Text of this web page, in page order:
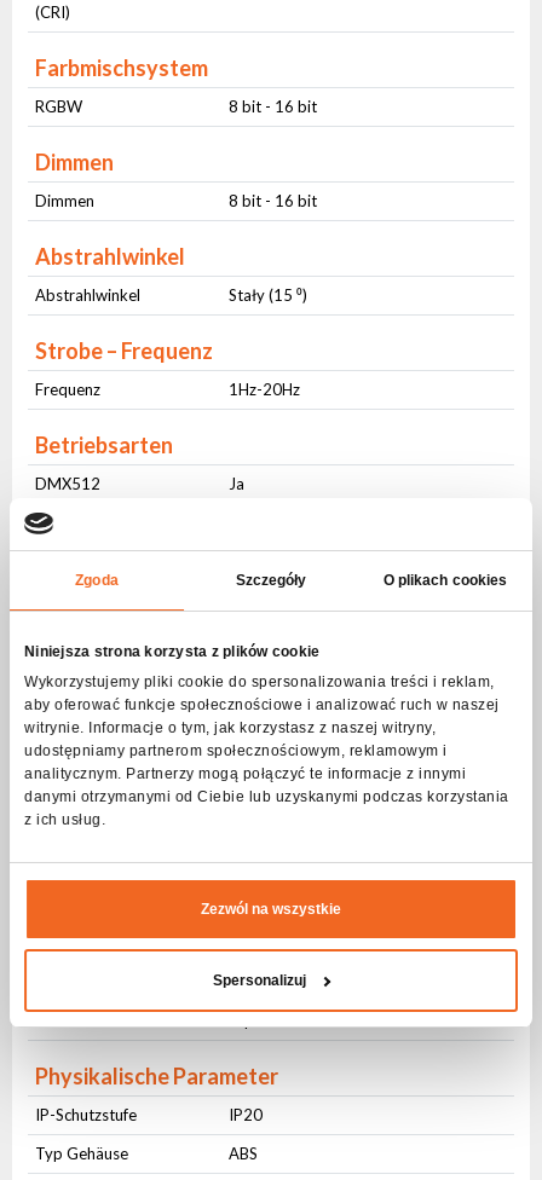
Zgoda Szczegóły O plikach cookies
Niniejsza strona korzysta z plików cookie
Wykorzystujemy pliki cookie do spersonalizowania treści i reklam,
aby oferować funkcje społecznościowe i analizować ruch w naszej
witrynie. Informacje o tym, jak korzystasz z naszej witryny,
udostępniamy partnerom społecznościowym, reklamowym i
analitycznym. Partnerzy mogą połączyć te informacje z innymi
danymi otrzymanymi od Ciebie lub uzyskanymi podczas korzystania
z ich usług.
Zezwól na wszystkie
Spersonalizuj
(CRI)
Farbmischsystem
RGBW 8 bit - 16 bit
Dimmen
Dimmen 8 bit - 16 bit
Abstrahlwinkel
Abstrahlwinkel Stały (15 ⁰)
Strobe – Frequenz
Frequenz 1Hz-20Hz
Betriebsarten
DMX512
Ja
Tonkontrolle
IR-Steuerung
Ja
Schnittstelle Benutzer
Physische Tasten
Ja
LCD Bildschirm
Anschlüsse
PowerCON
AC OUT
PowerCON
3-pin XLR
Physikalische Parameter
IP-Schutzstufe
IP20
Typ Gehäuse
ABS